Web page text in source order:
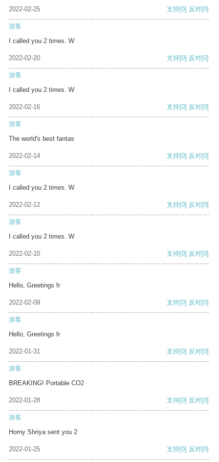
2022-02-25 支持[0] 反对[0]
游客
I called you 2 times. W
2022-02-20 支持[0] 反对[0]
游客
I called you 2 times. W
2022-02-16 支持[0] 反对[0]
游客
The world's best fantas
2022-02-14 支持[0] 反对[0]
游客
I called you 2 times. W
2022-02-12 支持[0] 反对[0]
游客
I called you 2 times. W
2022-02-10 支持[0] 反对[0]
游客
Hello, Greetings fr
2022-02-09 支持[0] 反对[0]
游客
Hello, Greetings fr
2022-01-31 支持[0] 反对[0]
游客
BREAKING! Portable CO2
2022-01-28 支持[0] 反对[0]
游客
Horny Shriya sent you 2
2022-01-25 支持[0] 反对[0]